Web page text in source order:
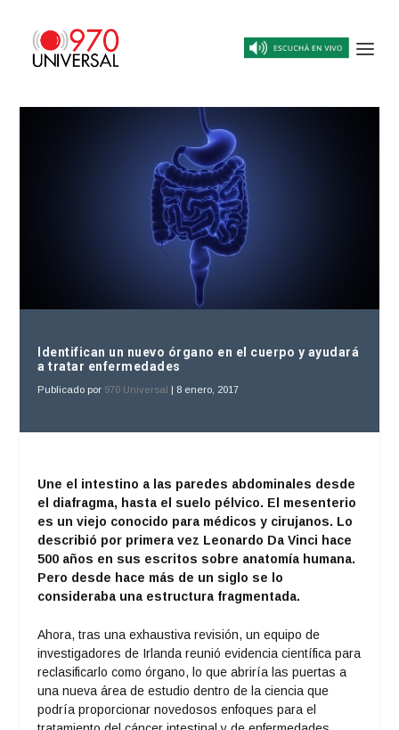
Identifican un nuevo órgano en el cuerpo y ayudará
a tratar enfermedades
Publicado por 970 Universal | 8 enero, 2017
Une el intestino a las paredes abdominales desde
el diafragma, hasta el suelo pélvico. El mesenterio
es un viejo conocido para médicos y cirujanos. Lo
describió por primera vez Leonardo Da Vinci hace
500 años en sus escritos sobre anatomía humana.
Pero desde hace más de un siglo se lo
consideraba una estructura fragmentada.
Ahora, tras una exhaustiva revisión, un equipo de
investigadores de Irlanda reunió evidencia científica para
reclasificarlo como órgano, lo que abriría las puertas a
una nueva área de estudio dentro de la ciencia que
podría proporcionar novedosos enfoques para el